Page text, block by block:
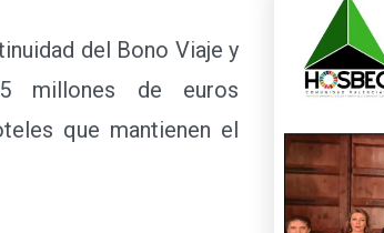
del Bono Viaje y
millones de euros
que mantienen el